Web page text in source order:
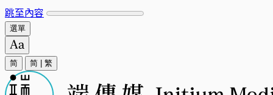
跳至內容
選單
简 简 繁